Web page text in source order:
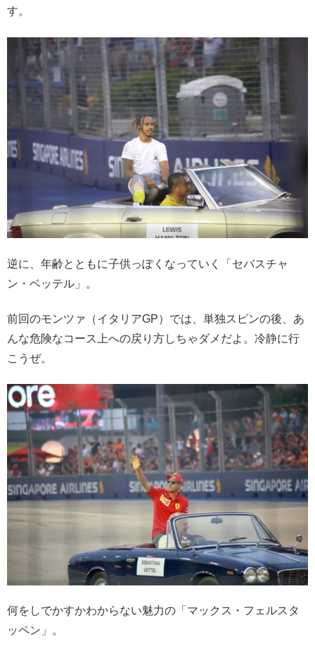
す。
逆に、年齢とともに子供っぽくなっていく「セバスチャ
ン・ベッテル」。
前回のモンツァ（イタリアGP）では、単独スピンの後、あ
んな危険なコース上への戻り方しちゃダメだよ。冷静に行
こうぜ。
何をしでかすかわからない魅力の「マックス・フェルスタ
ッペン」。